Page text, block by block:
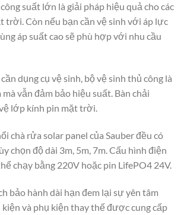
suất lớn là giải pháp hiệu quả cho các
trời. Còn nếu bạn cần vệ sinh với áp lực
áp suất cao sẽ phù hợp với nhu cầu
dụng cụ vệ sinh, bộ vệ sinh thủ công là
vẫn đảm bảo hiệu suất. Bàn chải
lớp kính pin mặt trời.
chà rửa solar panel của Sauber đều có
chọn độ dài 3m, 5m, 7m. Cấu hình điện
chạy bằng 220V hoặc pin LifePO4 24V.
bảo hành dài hạn đem lại sự yên tâm
và phụ kiện thay thế được cung cấp